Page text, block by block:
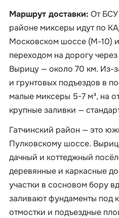
Маршрут доставки: От
районе миксеры идут по
Московском шоссе (М-10)
переходом на дорогу
Вырицу — около 70 км. Из-
и грунтовых подъездов в
малые миксеры 5-7 м³, на
крупные заливки —
Гатчинский район — это
Пулковскому шоссе.
дачный и коттеджный
деревянные и каркасные
участки в сосновом бору
заливают фундаменты под
отмостки и подъездные